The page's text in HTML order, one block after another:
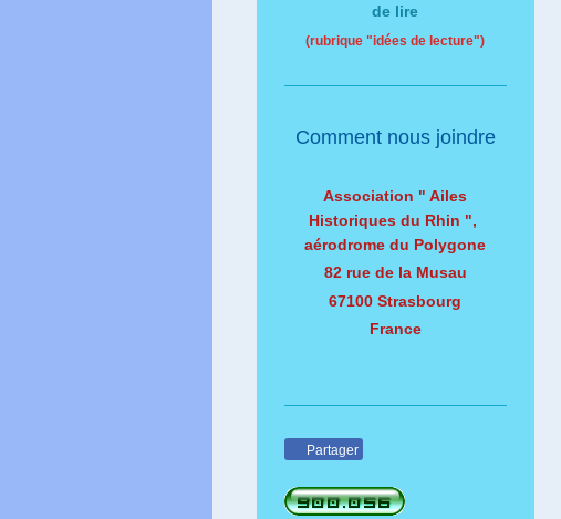
de lire
(rubrique "idées de lecture")
Comment nous joindre
Association " Ailes
Historiques du Rhin ",
aérodrome du Polygone
82 rue de la Musau
67100 Strasbourg
France
Partager